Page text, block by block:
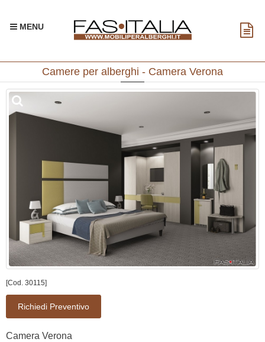
MENU
Camere per alberghi - Camera Verona
[Cod. 30115]
Richiedi Preventivo
Camera Verona